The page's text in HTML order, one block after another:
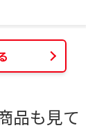
品も見て